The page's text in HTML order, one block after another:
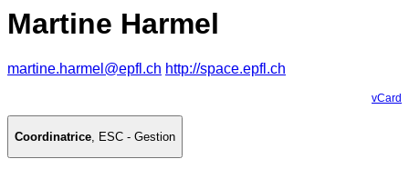
Martine Harmel
martine.harmel@epfl.ch http://space.epfl.ch
vCard
Coordinatrice, ESC - Gestion